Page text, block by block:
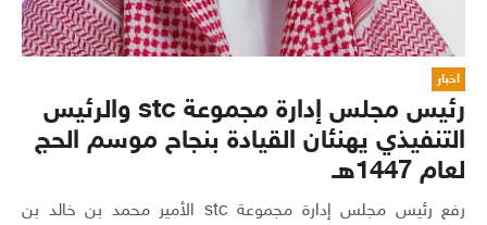
اخبار
رئيس مجلس إدارة مجموعة stc والرئيس
التنفيذي يهنئان القيادة بنجاح موسم الحج
لعام 1447هـ
رفع رئيس مجلس إدارة مجموعة stc الأمير محمد بن خالد بن